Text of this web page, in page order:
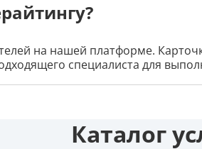
на нашей платформе.
специалиста для
Каталог